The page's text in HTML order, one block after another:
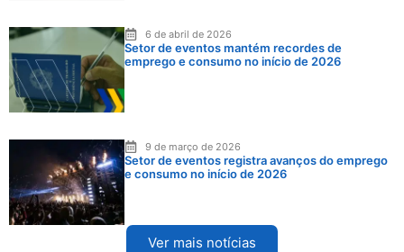
6 de abril de 2026
Setor de eventos mantém recordes de
emprego e consumo no início de 2026
9 de março de 2026
Setor de eventos registra avanços do emprego
e consumo no início de 2026
Ver mais notícias